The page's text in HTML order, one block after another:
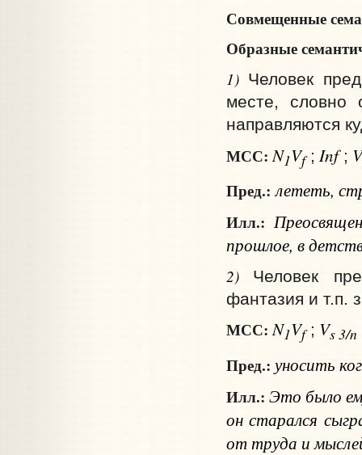
Совмещенные
Образные
1) Человек
месте,
направляются
МСС: N1Vf; Inf; V
Пред.: лететь,
Илл.:
прошлое, в
2) Человек
фантазия и т.п.
МСС: N1Vf; Vs 3/n
Пред.: уносить
Илл.: Это было
он старался
от труда и